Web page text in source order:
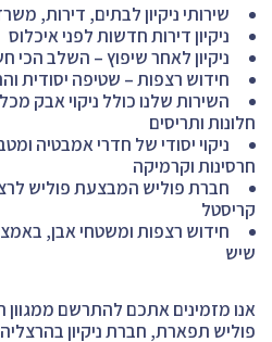
שירותי ניקיון לבתים, דירות,
ניקיון דירות חדשות לפני איכלוס
ניקיון לאחר שיפוץ – השלב הכי
חידוש רצפות – שטיפה יסודית
השירות שלנו כולל ניקוי אבק
חלונות ותריסים
ניקוי יסודי של חדרי אמבטיה
חרסינות וקרמיקה
חברת פוליש המבצעת פוליש
קריסטל
חידוש רצפות ומשטחי אבן,
שיש
אנו מזמינים אתכם להתרשם ממגוון
פוליש תפארת, חברת ניקיון